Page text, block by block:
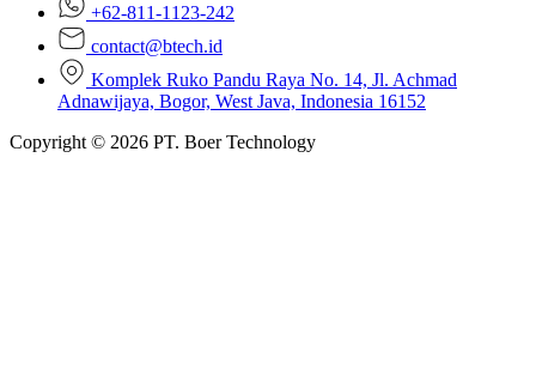
+62-811-1123-242
contact@btech.id
Komplek Ruko Pandu Raya No. 14, Jl. Achmad
Adnawijaya, Bogor, West Java, Indonesia 16152
Copyright © 2026 PT. Boer Technology